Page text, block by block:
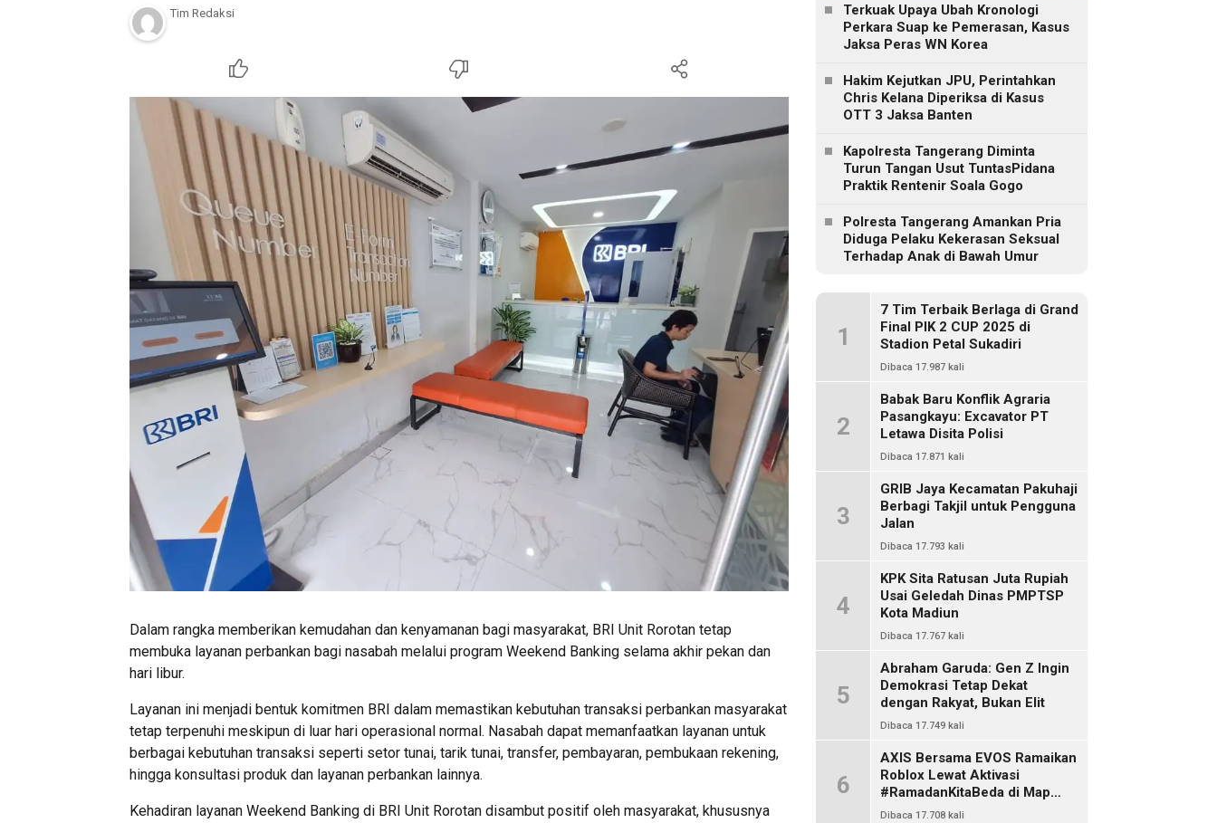
Tim Redaksi
Dalam rangka memberikan kemudahan dan kenyamanan bagi masyarakat, BRI Unit Rorotan tetap
membuka layanan perbankan bagi nasabah melalui program Weekend Banking selama akhir pekan dan
hari libur.
Layanan ini menjadi bentuk komitmen BRI dalam memastikan kebutuhan transaksi perbankan masyarakat
tetap terpenuhi meskipun di luar hari operasional normal. Nasabah dapat memanfaatkan layanan untuk
berbagai kebutuhan transaksi seperti setor tunai, tarik tunai, transfer, pembayaran, pembukaan rekening,
hingga konsultasi produk dan layanan perbankan lainnya.
Kehadiran layanan Weekend Banking di BRI Unit Rorotan disambut positif oleh masyarakat, khususnya
Terkuak Upaya Ubah Kronologi
Perkara Suap ke Pemerasan, Kasus
Jaksa Peras WN Korea
Hakim Kejutkan JPU, Perintahkan
Chris Kelana Diperiksa di Kasus
OTT 3 Jaksa Banten
Kapolresta Tangerang Diminta
Turun Tangan Usut TuntasPidana
Praktik Rentenir Soala Gogo
Polresta Tangerang Amankan Pria
Diduga Pelaku Kekerasan Seksual
Terhadap Anak di Bawah Umur
1
7 Tim Terbaik Berlaga di Grand
Final PIK 2 CUP 2025 di
Stadion Petal Sukadiri
Dibaca 17.987 kali
2
Babak Baru Konflik Agraria
Pasangkayu: Excavator PT
Letawa Disita Polisi
Dibaca 17.871 kali
3
GRIB Jaya Kecamatan Pakuhaji
Berbagi Takjil untuk Pengguna
Jalan
Dibaca 17.793 kali
4
KPK Sita Ratusan Juta Rupiah
Usai Geledah Dinas PMPTSP
Kota Madiun
Dibaca 17.767 kali
5
Abraham Garuda: Gen Z Ingin
Demokrasi Tetap Dekat
dengan Rakyat, Bukan Elit
Dibaca 17.749 kali
6
AXIS Bersama EVOS Ramaikan
Roblox Lewat Aktivasi
#RamadanKitaBeda di Map
Indo Chat
Dibaca 17.708 kali